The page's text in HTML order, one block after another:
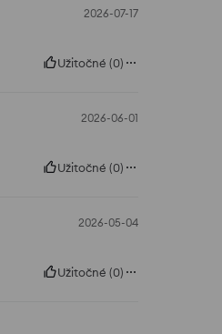
2026-07-17
Užitočné (0)
2026-06-01
Užitočné (0)
2026-05-04
Užitočné (0)